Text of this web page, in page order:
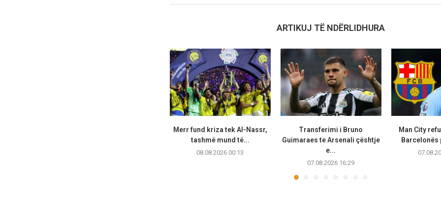
ARTIKUJ TË NDËRLIDHURA
Merr fund kriza tek Al-Nassr,
tashmë mund të...
08.08.2026 00:13
Transferimi i Bruno
Guimaraes te Arsenali çështje
e...
07.08.2026 16:29
Man City
Barcelonës